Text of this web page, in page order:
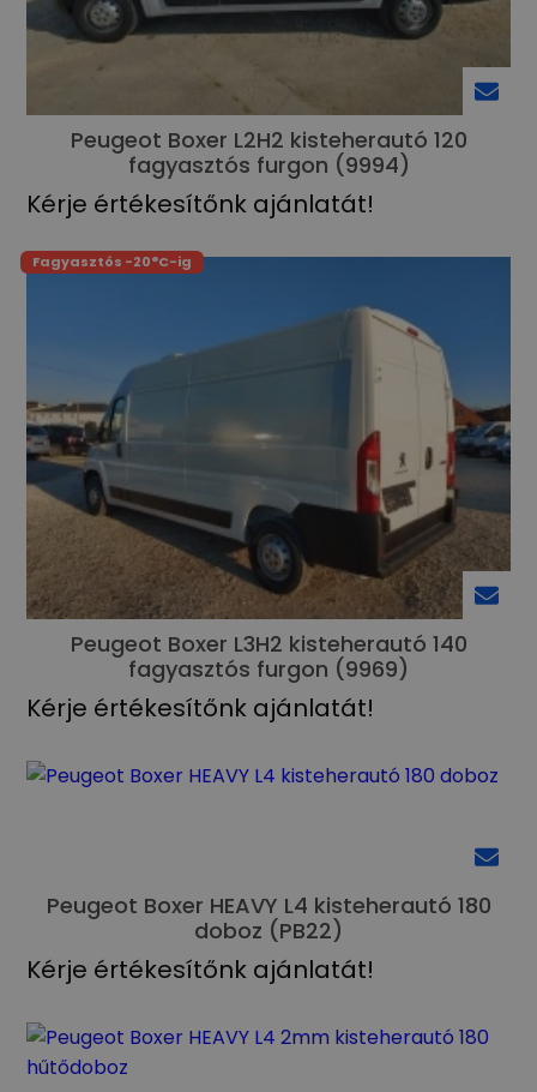
Peugeot Boxer L2H2 kisteherautó 120
fagyasztós furgon (9994)
Kérje értékesítőnk ajánlatát!
Peugeot Boxer L3H2 kisteherautó 140
fagyasztós furgon (9969)
Kérje értékesítőnk ajánlatát!
Fagyasztós -20°C-ig
Peugeot Boxer HEAVY L4 kisteherautó 180
doboz (PB22)
Kérje értékesítőnk ajánlatát!